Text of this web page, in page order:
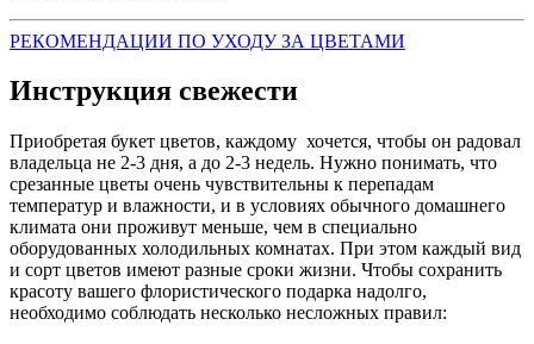
РЕКОМЕНДАЦИИ ПО УХОДУ ЗА ЦВЕТАМИ
Инструкция свежести
Приобретая букет цветов, каждому хочется, чтобы он радовал
владельца не 2-3 дня, а до 2-3 недель. Нужно понимать, что
срезанные цветы очень чувствительны к перепадам
температур и влажности, и в условиях обычного домашнего
климата они проживут меньше, чем в специально
оборудованных холодильных комнатах. При этом каждый вид
и сорт цветов имеют разные сроки жизни. Чтобы сохранить
красоту вашего флористического подарка надолго,
необходимо соблюдать несколько несложных правил: